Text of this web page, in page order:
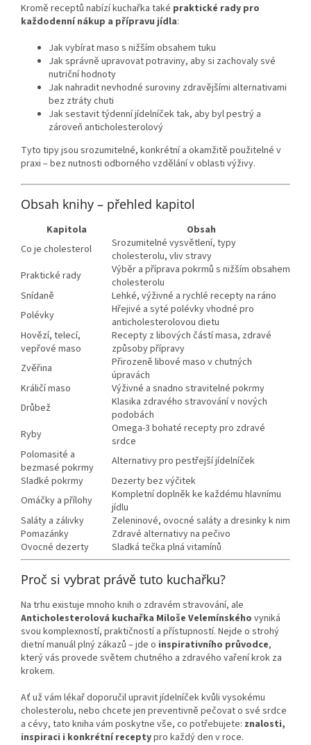
Kromě receptů nabízí kuchařka také praktické rady pro
každodenní nákup a přípravu jídla:
Jak vybírat maso s nižším obsahem tuku
Jak správně upravovat potraviny, aby si zachovaly své
nutriční hodnoty
Jak nahradit nevhodné suroviny zdravějšími alternativami
bez ztráty chuti
Jak sestavit týdenní jídelníček tak, aby byl pestrý a
zároveň anticholesterolový
Tyto tipy jsou srozumitelné, konkrétní a okamžitě použitelné v
praxi – bez nutnosti odborného vzdělání v oblasti výživy.
Obsah knihy – přehled kapitol
Kapitola
Obsah
Co je cholesterol
Srozumitelné vysvětlení, typy
cholesterolu, vliv stravy
Praktické rady
Výběr a příprava pokrmů s nižším obsahem
cholesterolu
Snídaně
Lehké, výživné a rychlé recepty na ráno
Polévky
Hřejivé a syté polévky vhodné pro
anticholesterolovou dietu
Hovězí, telecí,
vepřové maso
Recepty z libových částí masa, zdravé
způsoby přípravy
Zvěřina
Přirozeně libové maso v chutných
úpravách
Králičí maso
Výživné a snadno stravitelné pokrmy
Drůbež
Klasika zdravého stravování v nových
podobách
Ryby
Omega-3 bohaté recepty pro zdravé
srdce
Polomasité a
bezmasé pokrmy
Alternativy pro pestřejší jídelníček
Sladké pokrmy
Dezerty bez výčitek
Omáčky a přílohy
Kompletní doplněk ke každému hlavnímu
jídlu
Saláty a zálivky
Zeleninové, ovocné saláty a dresinky k nim
Pomazánky
Zdravé alternativy na pečivo
Ovocné dezerty
Sladká tečka plná vitamínů
Proč si vybrat právě tuto kuchařku?
Na trhu existuje mnoho knih o zdravém stravování, ale
Anticholesterolová kuchařka Miloše Velemínského vyniká
svou komplexností, praktičností a přístupností. Nejde o strohý
dietní manuál plný zákazů – jde o inspirativního průvodce,
který vás provede světem chutného a zdravého vaření krok za
krokem.
Ať už vám lékař doporučil upravit jídelníček kvůli vysokému
cholesterolu, nebo chcete jen preventivně pečovat o své srdce
a cévy, tato kniha vám poskytne vše, co potřebujete: znalosti,
inspiraci i konkrétní receptypro každý den v roce.